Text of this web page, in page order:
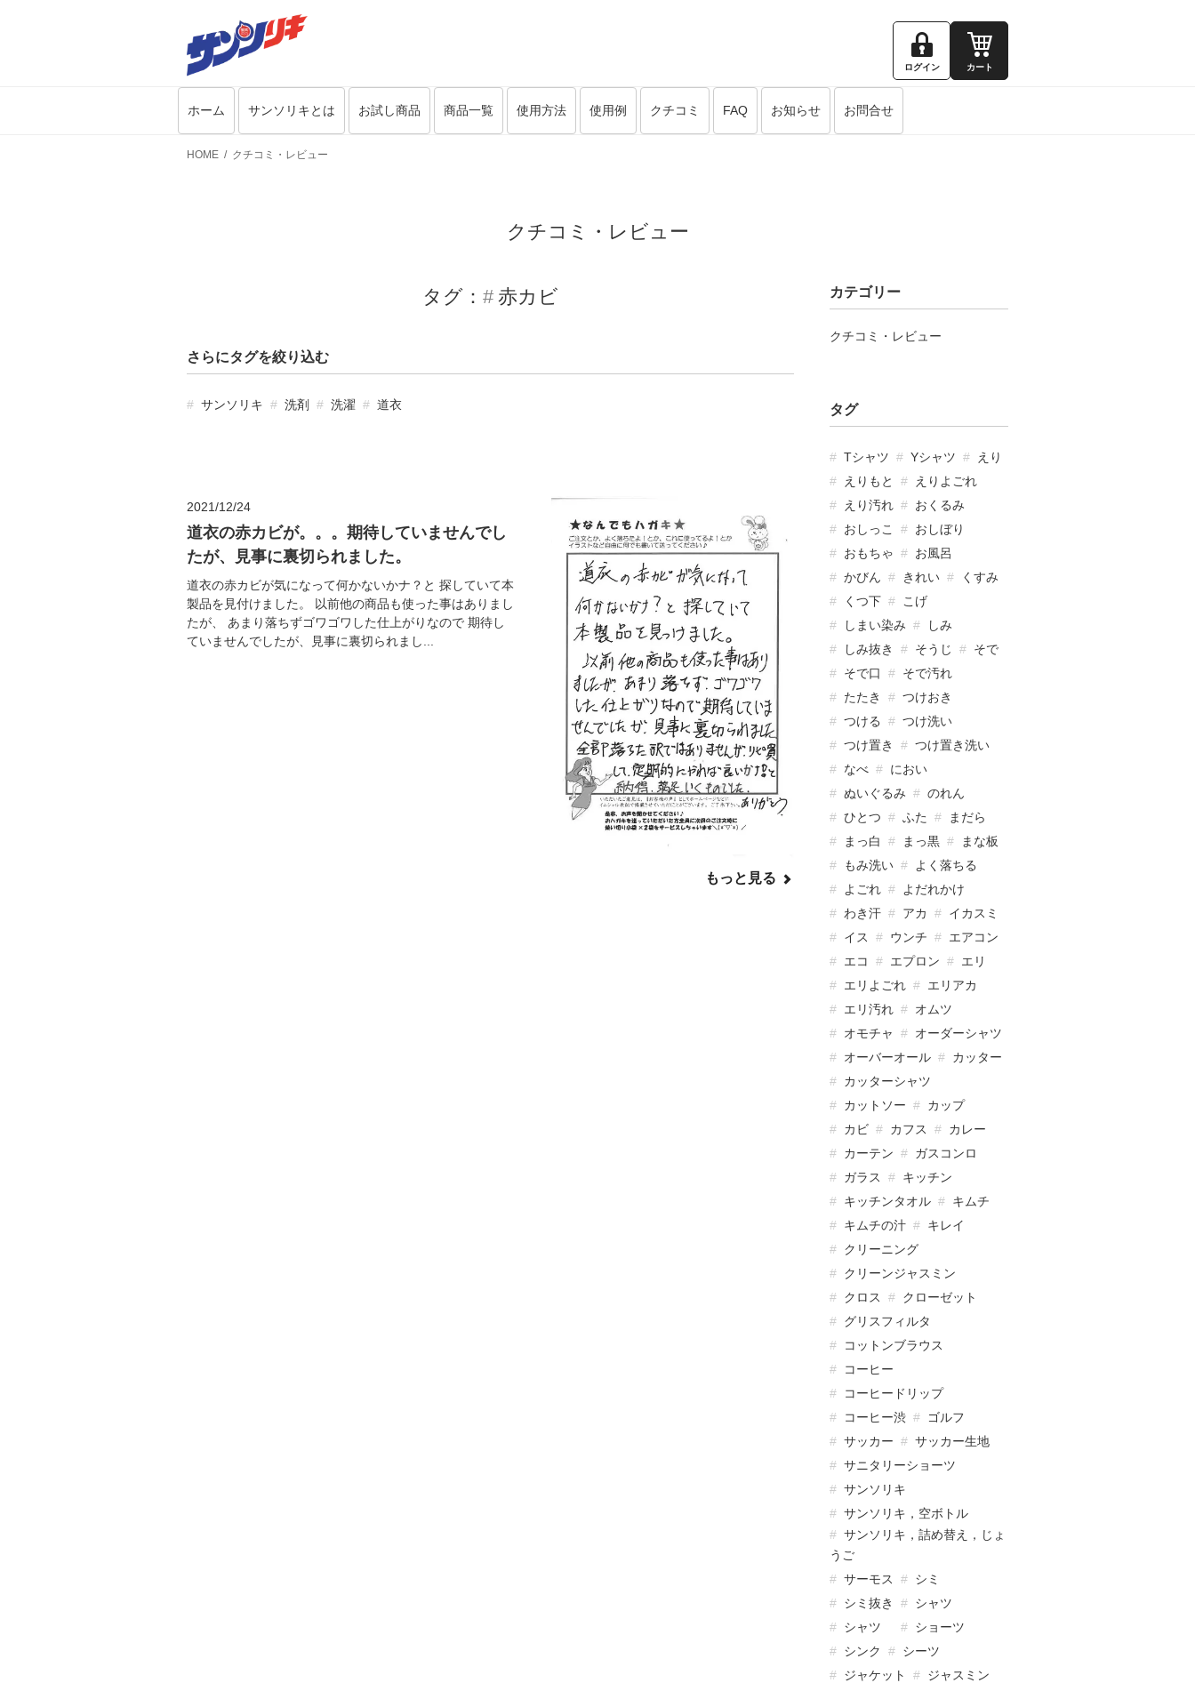
ログイン カート
ホーム サンソリキとは お試し商品 商品一覧 使用方法 使用例 クチコミ FAQ お知らせ お問合せ
HOME クチコミ・レビュー
クチコミ・レビュー
タグ： 赤カビ
さらにタグを絞り込む
サンソリキ 洗剤 洗濯 道衣
2021/12/24
道衣の赤カビが。。。期待していませんでし
たが、見事に裏切られました。
道衣の赤カビが気になって何かないかナ？と 探していて本
製品を見付けました。 以前他の商品も使った事はありまし
たが、 あまり落ちずゴワゴワした仕上がりなので 期待し
ていませんでしたが、見事に裏切られまし...
もっと見る
カテゴリー
クチコミ・レビュー
タグ
Tシャツ Yシャツ
えり
えりもと
えりよごれ
えり汚れ
おくるみ
おしっこ
おしぼり
おもちゃ
お風呂
かびん
きれい
くすみ
くつ下
こげ
しまい染み
しみ
しみ抜き
そうじ
そで
そで口
そで汚れ
たたき
つけおき
つける
つけ洗い
つけ置き
つけ置き洗い
なべ
におい
ぬいぐるみ
のれん
ひとつ
ふた
まだら
まっ白
まっ黒
まな板
もみ洗い
よく落ちる
よごれ
よだれかけ
わき汗
アカ
イカスミ
イス
ウンチ
エアコン
エコ
エプロン
エリ
エリよごれ
エリアカ
エリ汚れ
オムツ
オモチャ
オーダーシャツ
オーバーオール
カッター
カッターシャツ
カットソー
カップ
カビ
カフス
カレー
カーテン
ガスコンロ
ガラス
キッチン
キッチンタオル
キムチ
キムチの汁
キレイ
クリーニング
クリーンジャスミン
クロス
クローゼット
グリスフィルタ
コットンブラウス
コーヒー
コーヒードリップ
コーヒー渋
ゴルフ
サッカー
サッカー生地
サニタリーショーツ
サンソリキ
サンソリキ，空ボトル
サンソリキ，詰め替え，じょ
うご
サーモス
シミ
シミ抜き
シャツ
シャツ
ショーツ
シンク
シーツ
ジャケット
ジャスミン